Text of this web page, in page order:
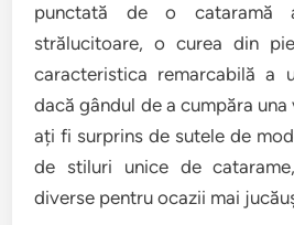
punctată de o cataramă
strălucitoare, o curea din
caracteristica remarcabilă a
dacă gândul de a cumpăra
ați fi surprins de sutele de
de stiluri unice de
diverse pentru ocazii mai